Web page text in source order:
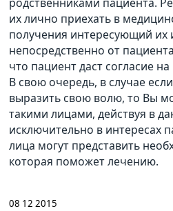
родственниками пациента.
их лично приехать в
получения интересующий
непосредственно от
что пациент даст согласие
В свою очередь, в случае
выразить свою волю, то Вы
такими лицами, действуя в
исключительно в интересах
лица могут представить
которая поможет лечению.
08 12 2015